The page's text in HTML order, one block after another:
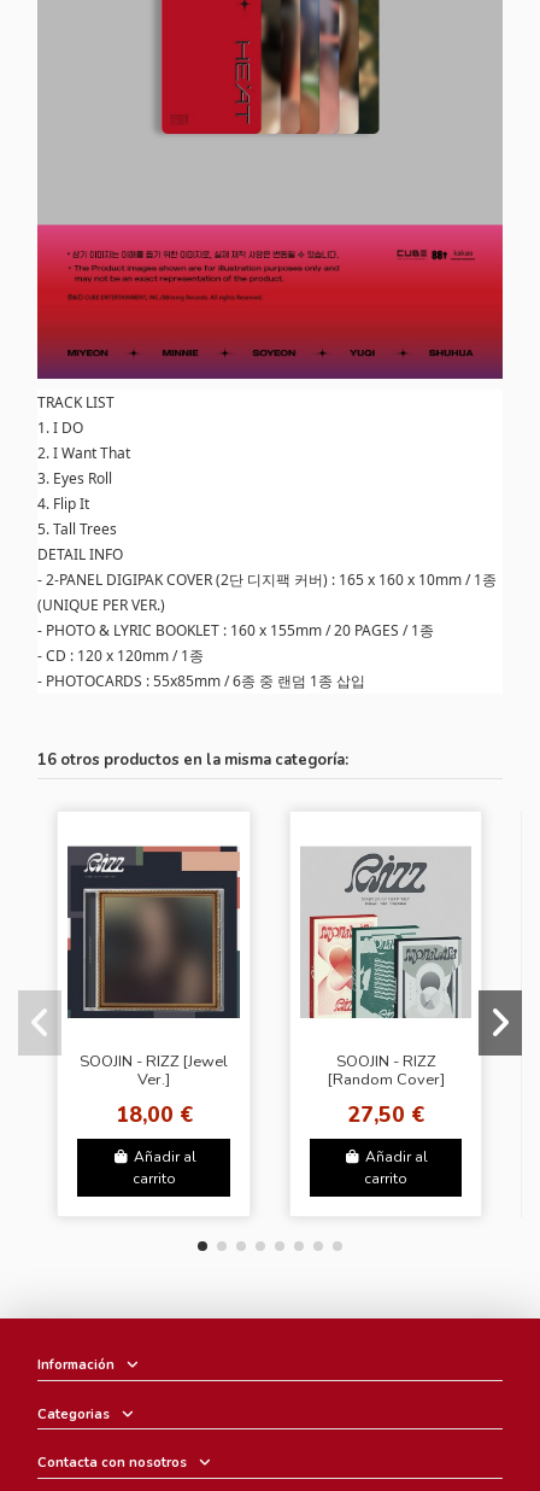
TRACK LIST
1. I DO
2. I Want That
3. Eyes Roll
4. Flip It
5. Tall Trees
DETAIL INFO
- 2-PANEL DIGIPAK COVER (2단 디지팩 커버) : 165 x 160 x 10mm / 1종
(UNIQUE PER VER.)
- PHOTO & LYRIC BOOKLET : 160 x 155mm / 20 PAGES / 1종
- CD : 120 x 120mm / 1종
- PHOTOCARDS : 55x85mm / 6종 중 랜덤 1종 삽입
16 otros productos en la misma categoría:
SOOJIN - RIZZ [Jewel
Ver.]
18,00 €
Añadir al
carrito
SOOJIN - RIZZ
[Random Cover]
27,50 €
Añadir al
carrito
Información
Categorias
Contacta con nosotros